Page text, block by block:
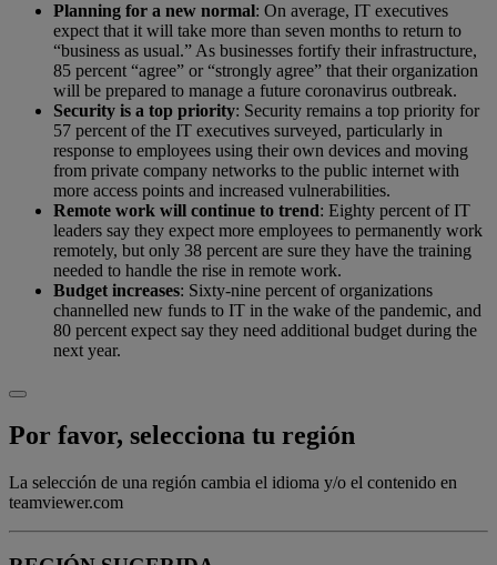
Planning for a new normal: On average, IT executives
expect that it will take more than seven months to return to
“business as usual.” As businesses fortify their infrastructure,
85 percent “agree” or “strongly agree” that their organization
will be prepared to manage a future coronavirus outbreak.
Security is a top priority: Security remains a top priority for
57 percent of the IT executives surveyed, particularly in
response to employees using their own devices and moving
from private company networks to the public internet with
more access points and increased vulnerabilities.
Remote work will continue to trend: Eighty percent of IT
leaders say they expect more employees to permanently work
remotely, but only 38 percent are sure they have the training
needed to handle the rise in remote work.
Budget increases: Sixty-nine percent of organizations
channelled new funds to IT in the wake of the pandemic, and
80 percent expect say they need additional budget during the
next year.
Por favor, selecciona tu región
La selección de una región cambia el idioma y/o el contenido en
teamviewer.com